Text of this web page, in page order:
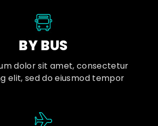
BY BUS
dolor sit amet, consectetur
elit, sed do eiusmod tempor